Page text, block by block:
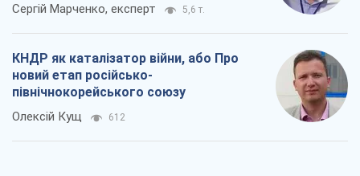
Сергій Марченко, експерт 5,6 т.
КНДР як каталізатор війни, або Про
новий етап російсько-
північнокорейського союзу
Олексій Кущ 612